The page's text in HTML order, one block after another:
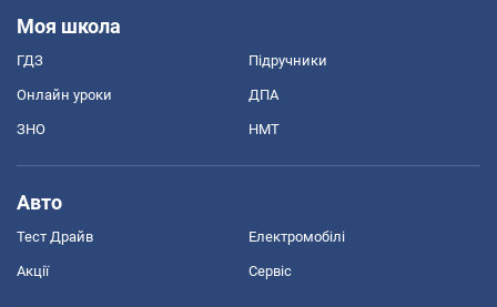
Моя школа
ГДЗ Підручники
Онлайн уроки ДПА
ЗНО НМТ
Авто
Тест Драйв Електромобілі
Акції Сервіс